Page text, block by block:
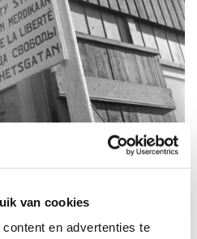
van cookies
en advertenties te
talen (1945). Beeld: Nationaal Archief